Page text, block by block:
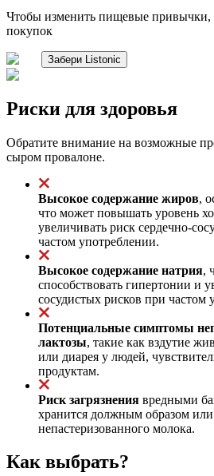
Чтобы изменить пищевые привычки,
покупок
Забери Listonic
Риски для здоровья
Обратите внимание на возможные
сыром провалоне.
Высокое содержание жиров,
что может повышать уровень
увеличивать риск сердечно-
частом употреблении.
Высокое содержание натрия,
способствовать гипертонии и
сосудистых рисков при частом
Потенциальные симптомы
лактозы, такие как вздутие
или диарея у людей,
продуктам.
Риск загрязнения вредными
хранится должным образом или
непастеризованного молока.
Как выбрать?